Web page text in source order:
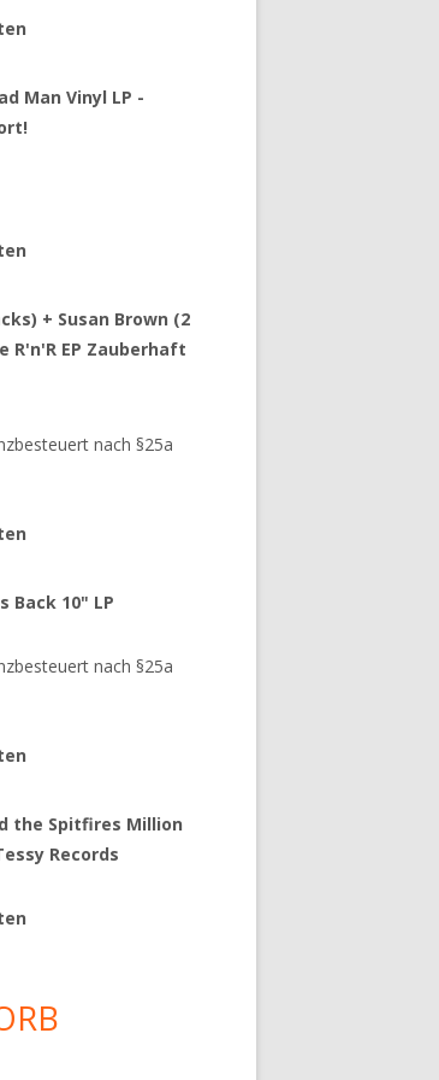
Man Vinyl LP -
+ Susan Brown (2
R'n'R EP Zauberhaft
nach §25a
Back 10" LP
nach §25a
the Spitfires Million
Records